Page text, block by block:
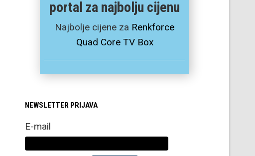
portal za najbolju cijenu
Najbolje cijene za Renkforce
Quad Core TV Box
NEWSLETTER PRIJAVA
E-mail